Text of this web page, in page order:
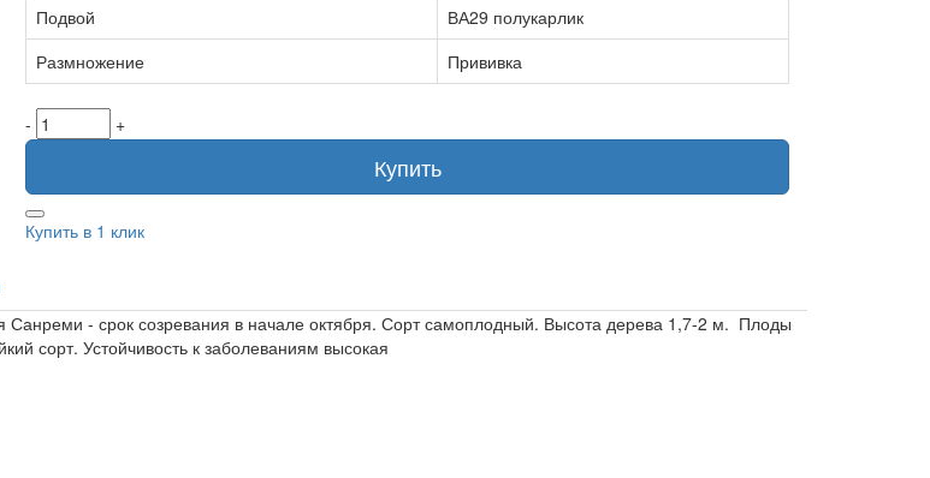
Подвой
ВА29 полукарлик
Размножение
Прививка
- +
Купить
Купить в 1 клик
- срок созревания в начале октября. Сорт самоплодный. Высота дерева 1,7-2 м. Плоды
сорт. Устойчивость к заболеваниям высокая